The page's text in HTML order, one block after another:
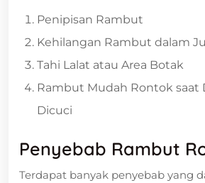
Penipisan Rambut
Kehilangan Rambut dalam
Tahi Lalat atau Area Botak
Rambut Mudah Rontok saat
Dicuci
Penyebab Rambut
Terdapat banyak penyebab yang